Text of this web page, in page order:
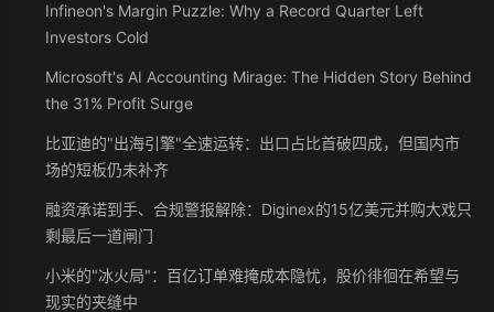
Infineon's Margin Puzzle: Why a Record Quarter Left
Investors Cold
Microsoft's AI Accounting Mirage: The Hidden Story Behind
the 31% Profit Surge
比亚迪的"出海引擎"全速运转：出口占比首破四成，但国内市
场的短板仍未补齐
融资承诺到手、合规警报解除：Diginex的15亿美元并购大戏只
剩最后一道闸门
小米的"冰火局"：百亿订单难掩成本隐忧，股价徘徊在希望与
现实的夹缝中